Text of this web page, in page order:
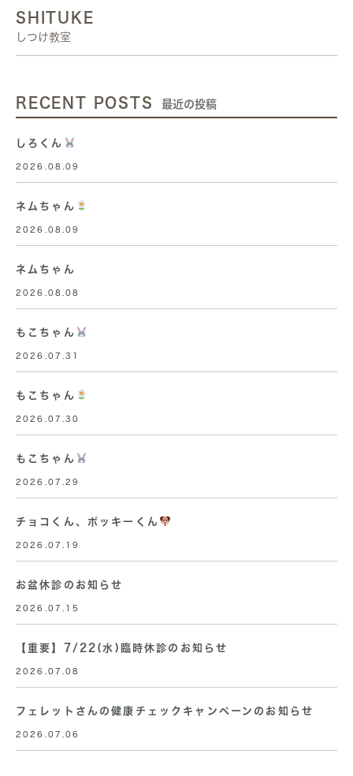
SHITUKE
しつけ教室
RECENT POSTS 最近の投稿
しろくん
2026.08.09
ネムちゃん
2026.08.09
ネムちゃん
2026.08.08
もこちゃん
2026.07.31
もこちゃん
2026.07.30
もこちゃん
2026.07.29
チョコくん、ポッキーくん
2026.07.19
お盆休診のお知らせ
2026.07.15
【重要】7/22(水)臨時休診のお知らせ
2026.07.08
フェレットさんの健康チェックキャンペーンのお知らせ
2026.07.06